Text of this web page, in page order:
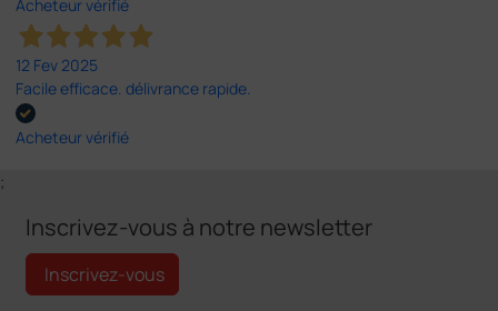
Acheteur vérifié
12 Fev 2025
Facile efficace. délivrance rapide.
Acheteur vérifié
;
Inscrivez-vous à notre newsletter
Inscrivez-vous